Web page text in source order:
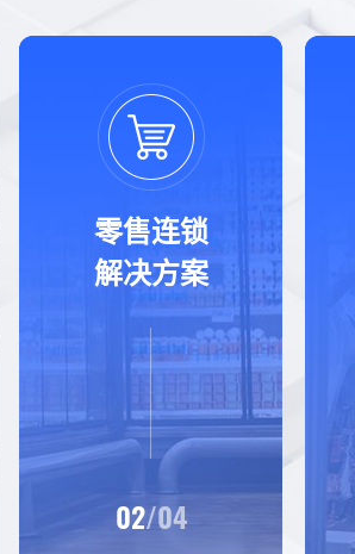
零售连锁
解决方案
02/04